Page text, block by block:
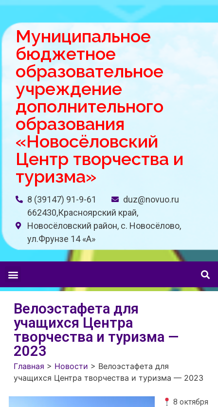
Муниципальное
бюджетное
образовательное
учреждение
дополнительного
образования
«Новосёловский
Центр творчества и
туризма»
8 (39147) 91-9-61
duz@novuo.ru
662430,Красноярский край,
Новосёловский район, с. Новосёлово,
ул.Фрунзе 14 «A»
Велоэстафета для
учащихся Центра
творчества и туризма —
2023
Главная > Новости > Велоэстафета для
учащихся Центра творчества и туризма — 2023
8 октября